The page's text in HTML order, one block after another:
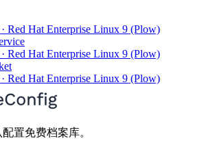
Red Hat Enterprise Linux 9 (Plow)
Red Hat Enterprise Linux 9 (Plow)
Red Hat Enterprise Linux 9 (Plow)
置免费档案库。